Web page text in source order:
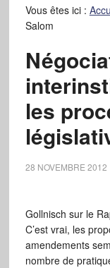
Vous êtes ici :
Salom
les
28 NOVEMBRE 2012
Gollnisch sur le
C’est vrai, les
amendements
nombre de